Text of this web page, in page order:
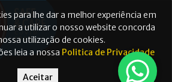
para lhe dar a melhor experiência em
a utilizar o nosso website concorda
utilização de cookies.
leia a nossa Politica de Privacidade
Aceitar